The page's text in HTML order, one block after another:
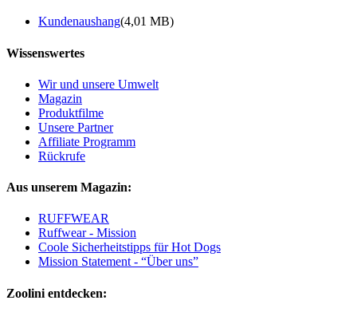
Kundenaushang(4,01 MB)
Wissenswertes
Wir und unsere Umwelt
Magazin
Produktfilme
Unsere Partner
Affiliate Programm
Rückrufe
Aus unserem Magazin:
RUFFWEAR
Ruffwear - Mission
Coole Sicherheitstipps für Hot Dogs
Mission Statement - “Über uns”
Zoolini entdecken: